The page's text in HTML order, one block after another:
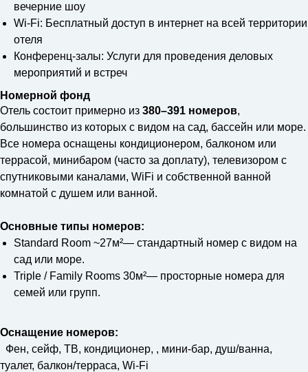
вечерние шоу
Wi-Fi: Бесплатный доступ в интернет на всей территории
отеля
Конференц-залы: Услуги для проведения деловых
мероприятий и встреч
Номерной фонд
Отель состоит примерно из 380–391 номеров,
большинство из которых с видом на сад, бассейн или море.
Все номера оснащены кондиционером, балконом или
террасой, минибаром (часто за доплату), телевизором с
спутниковыми каналами, WiFi и собственной ванной
комнатой с душем или ванной.
Основные типы номеров:
Standard Room ~27м²— стандартный номер с видом на
сад или море.
Triple / Family Rooms 30м²— просторные номера для
семей или групп.
Оснащение номеров:
Фен, сейф, ТВ, кондиционер, , мини-бар, душ/ванна,
туалет, балкон/терраса, Wi-Fi